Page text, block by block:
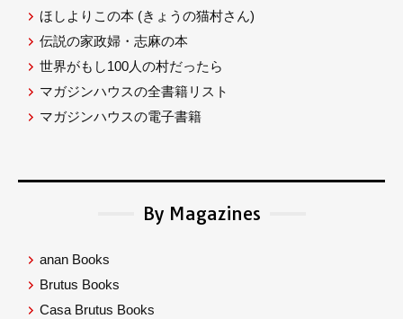
ほしよりこの本 (きょうの猫村さん)
伝説の家政婦・志麻の本
世界がもし100人の村だったら
マガジンハウスの全書籍リスト
マガジンハウスの電子書籍
By Magazines
anan Books
Brutus Books
Casa Brutus Books